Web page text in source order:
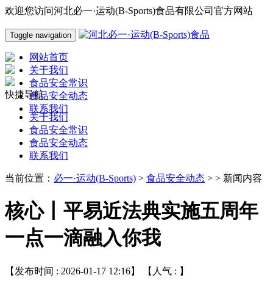
欢迎您访问河北必一·运动(B-Sports)食品有限公司官方网站
Toggle navigation
网站首页
关于我们
食品安全常识
食品安全动态
联系我们
快捷导航
关于我们
食品安全常识
食品安全动态
联系我们
当前位置： 必一·运动(B-Sports) > 食品安全动态 > > 新闻内容
核心丨平易近法典实施五周年
一点一滴融入你我
【发布时间 : 2026-01-17 12:16】 【人气 : 】